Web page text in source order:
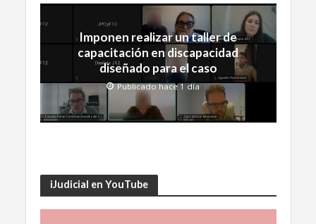
Imponen realizar un taller de
capacitación en discapacidad
diseñado para el caso
Publicado hace 1 día
iJudicial en YouTube